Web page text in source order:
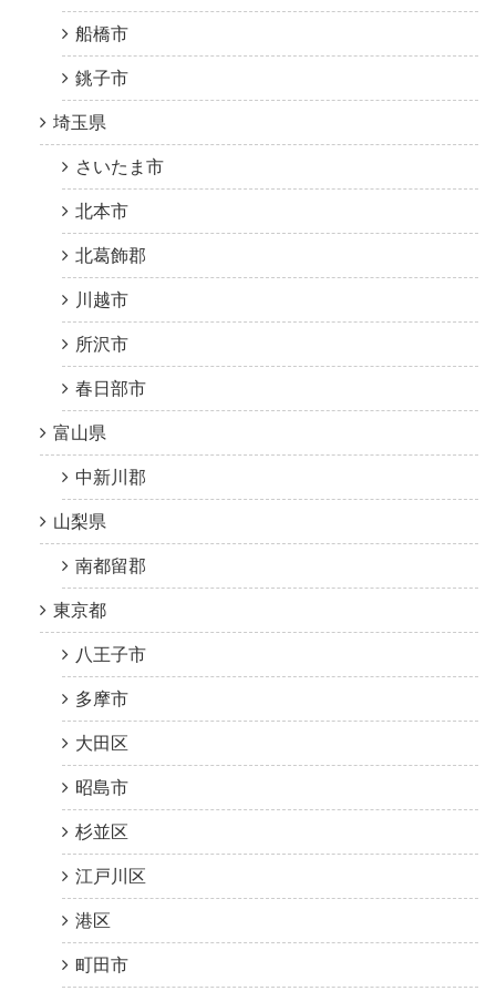
船橋市
銚子市
埼玉県
さいたま市
北本市
北葛飾郡
川越市
所沢市
春日部市
富山県
中新川郡
山梨県
南都留郡
東京都
八王子市
多摩市
大田区
昭島市
杉並区
江戸川区
港区
町田市